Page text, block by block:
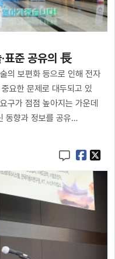
준 공유의 長
의 보편화 등으로 인해 전자
요한 문제로 대두되고 있
구가 점점 높아지는 가운데
동향과 정보를 공유…